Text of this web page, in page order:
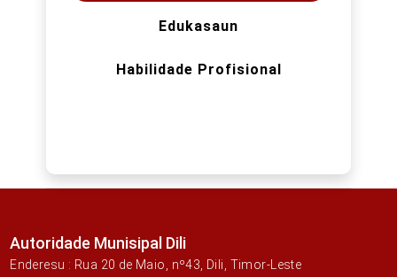
Edukasaun
Habilidade Profisional
Autoridade Munisipal Dili
Enderesu : Rua 20 de Maio, nº43, Dili, Timor-Leste